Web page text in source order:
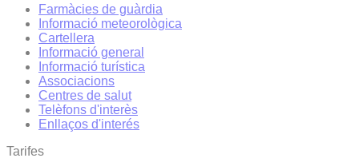
Farmàcies de guàrdia
Informació meteorològica
Cartellera
Informació general
Informació turística
Associacions
Centres de salut
Telèfons d'interès
Enllaços d'interés
Tarifes